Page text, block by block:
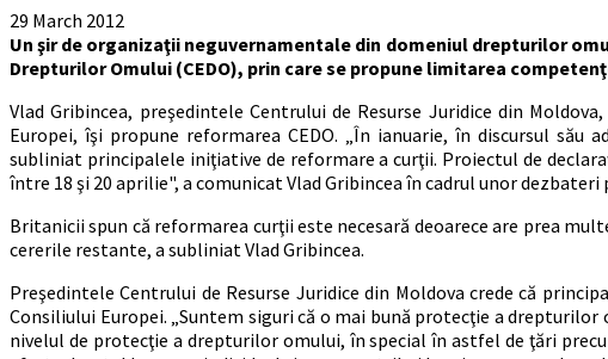
29 March 2012
Un şir de organizaţii neguvernamentale din domeniul drepturilor
Drepturilor Omului (CEDO), prin care se propune limitarea
Vlad Gribincea, preşedintele Centrului de Resurse Juridice din
Europei, îşi propune reformarea CEDO. „În ianuarie, în discursul
subliniat principalele iniţiative de reformare a curţii. Proiectul de
între 18 şi 20 aprilie", a comunicat Vlad Gribincea în cadrul unor dezbateri
Britanicii spun că reformarea curţii este necesară deoarece are prea
cererile restante, a subliniat Vlad Gribincea.
Preşedintele Centrului de Resurse Juridice din Moldova crede că
Consiliului Europei. „Suntem siguri că o mai bună protecţie a
nivelul de protecţie a drepturilor omului, în special în astfel de ţări